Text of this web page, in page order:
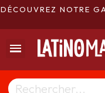
DÉCOUVREZ NOTRE